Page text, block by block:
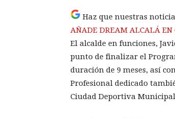
Haz que nuestras
AÑADE DREAM ALCALÁ EN
El alcalde en funciones,
punto de finalizar el
duración de 9 meses, así
Profesional dedicado
Ciudad Deportiva